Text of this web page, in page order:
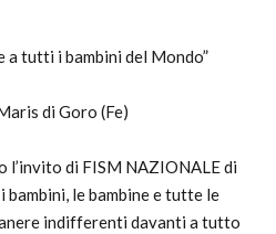
a tutti i bambini del Mondo”
di Goro (Fe)
l’invito di FISM NAZIONALE di
le bambine e tutte le
indifferenti davanti a tutto